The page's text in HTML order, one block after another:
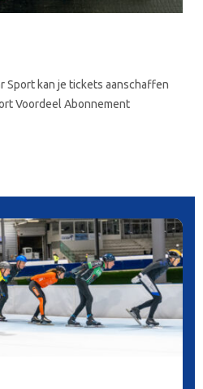
Sport kan je tickets aanschaffen
Voordeel Abonnement